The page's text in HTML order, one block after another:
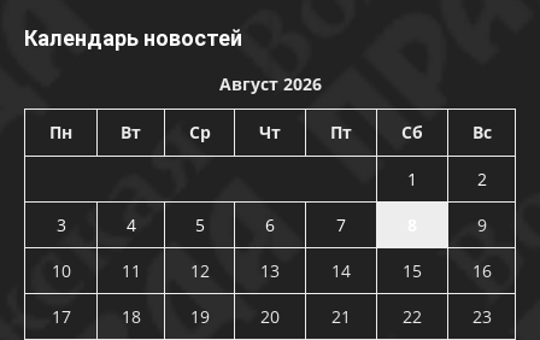
Календарь новостей
Август 2026
Пн Вт Ср Чт Пт Сб Вс
1
2
3
4 5 6 7
9
10
11 12 13 14 15
16
17
18 19 20 21 22
23